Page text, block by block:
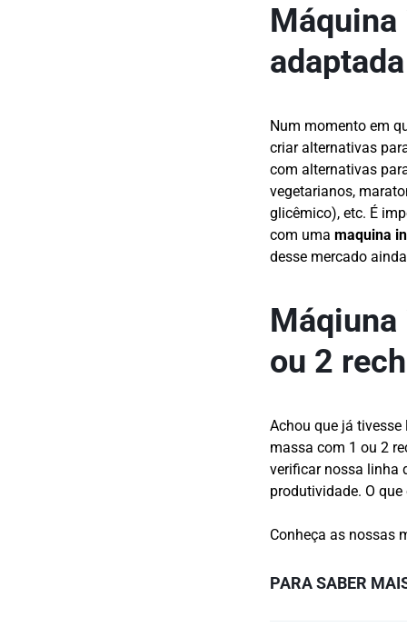
Num momento em
criar alternativas
com alternativas
vegetarianos,
glicêmico), etc. É
com uma maquina
desse mercado
ou 2
Achou que já
massa com 1 ou 2
verificar nossa linha
produtividade. O
Conheça as nossas
PARA SABER